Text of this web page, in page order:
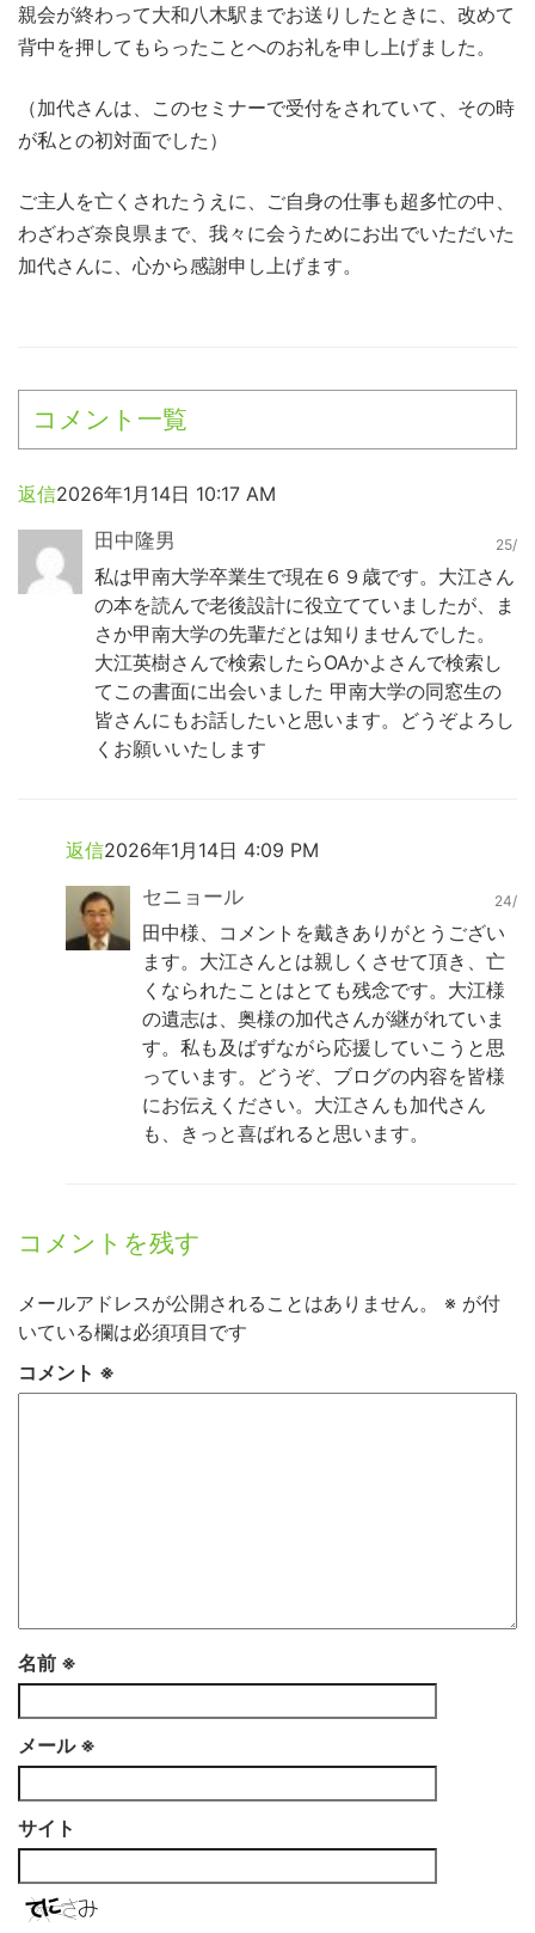
親会が終わって大和八木駅までお送りしたときに、改めて
背中を押してもらったことへのお礼を申し上げました。
（加代さんは、このセミナーで受付をされていて、その時
が私との初対面でした）
ご主人を亡くされたうえに、ご自身の仕事も超多忙の中、
わざわざ奈良県まで、我々に会うためにお出でいただいた
加代さんに、心から感謝申し上げます。
コメント一覧
返信2026年1月14日 10:17 AM
田中隆男
25/
私は甲南大学卒業生で現在６９歳です。大江さん
の本を読んで老後設計に役立てていましたが、ま
さか甲南大学の先輩だとは知りませんでした。
大江英樹さんで検索したらOAかよさんで検索し
てこの書面に出会いました 甲南大学の同窓生の
皆さんにもお話したいと思います。どうぞよろし
くお願いいたします
返信2026年1月14日 4:09 PM
セニョール
24/
田中様、コメントを戴きありがとうござい
ます。大江さんとは親しくさせて頂き、亡
くなられたことはとても残念です。大江様
の遺志は、奥様の加代さんが継がれていま
す。私も及ばずながら応援していこうと思
っています。どうぞ、ブログの内容を皆様
にお伝えください。大江さんも加代さん
も、きっと喜ばれると思います。
コメントを残す
メールアドレスが公開されることはありません。 ※ が付
いている欄は必須項目です
コメント ※
名前 ※
メール ※
サイト